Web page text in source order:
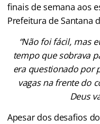
finais de semana aos
Prefeitura de Santana
“Não foi fácil, mas
tempo que sobrava
era questionado por
vagas na frente do
Deus
Apesar dos desafios